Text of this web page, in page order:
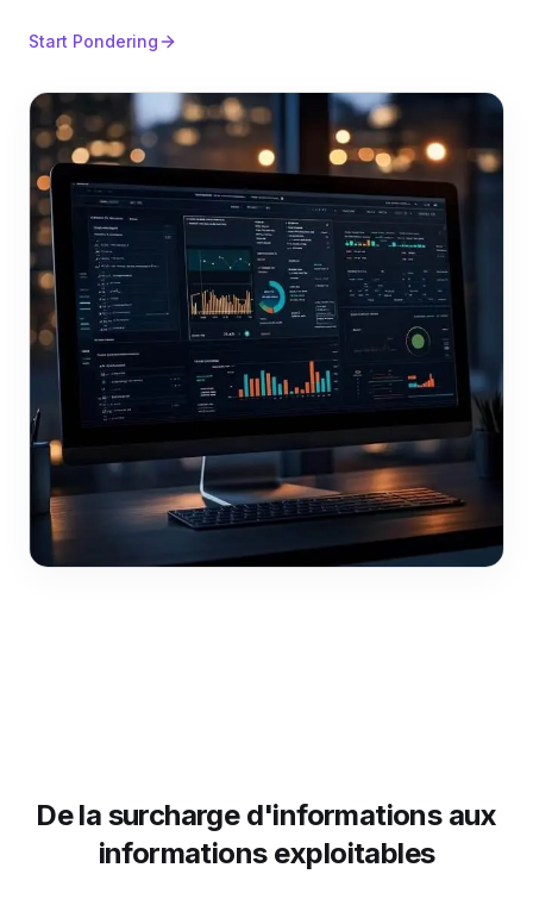
Start Pondering
De la surcharge d'informations aux
informations exploitables